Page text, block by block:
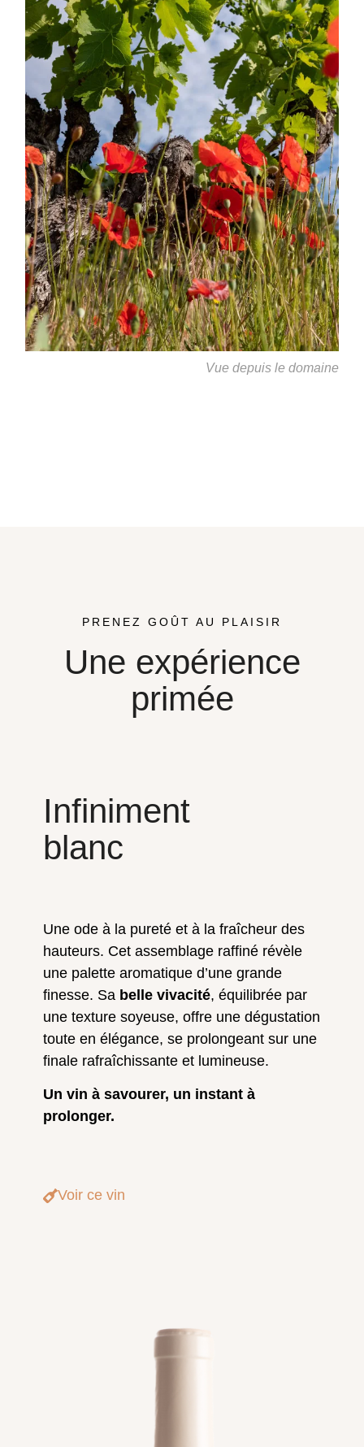
Vue depuis le domaine
PRENEZ GOÛT AU PLAISIR
Une expérience
primée
Infiniment
blanc
Une ode à la pureté et à la fraîcheur des
hauteurs. Cet assemblage raffiné révèle
une palette aromatique d’une grande
finesse. Sa belle vivacité, équilibrée par
une texture soyeuse, offre une dégustation
toute en élégance, se prolongeant sur une
finale rafraîchissante et lumineuse.
Un vin à savourer, un instant à
prolonger.
Voir ce vin